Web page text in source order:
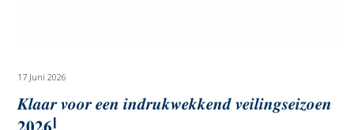
17 Juni 2026
𝑲𝒍𝒂𝒂𝒓 𝒗𝒐𝒐𝒓 𝒆𝒆𝒏 𝒊𝒏𝒅𝒓𝒖𝒌𝒘𝒆𝒌𝒌𝒆𝒏𝒅 𝒗𝒆𝒊𝒍𝒊𝒏𝒈𝒔𝒆𝒊𝒛𝒐𝒆𝒏